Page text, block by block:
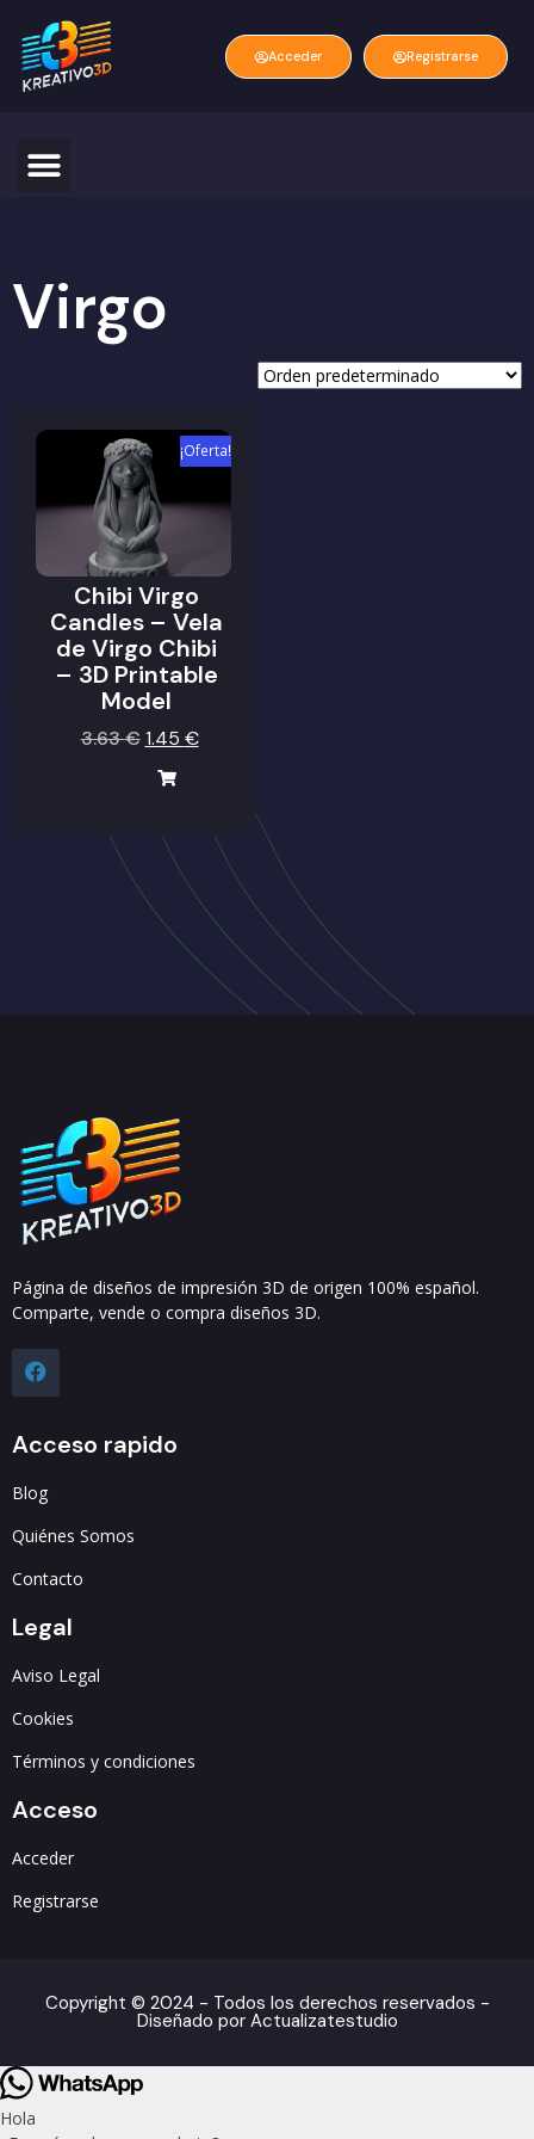
Acceder Registrarse
Virgo
¡Oferta!
Chibi Virgo
Candles – Vela
de Virgo Chibi
– 3D Printable
Model
3.63€ 1.45 €
Página de diseños de impresión 3D de origen 100% español.
Comparte, vende o compra diseños 3D.
Acceso rapido
Blog
Quiénes Somos
Contacto
Legal
Aviso Legal
Cookies
Términos y condiciones
Acceso
Acceder
Registrarse
Copyright © 2024 - Todos los derechos reservados -
Diseñado por Actualizatestudio
Hola